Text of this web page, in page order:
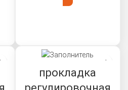
прокладка